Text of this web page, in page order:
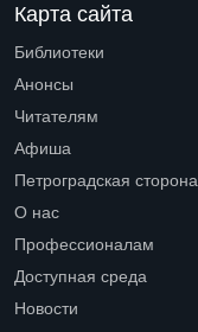
Карта сайта
Библиотеки
Анонсы
Читателям
Афиша
Петроградская сторона
О нас
Профессионалам
Доступная среда
Новости